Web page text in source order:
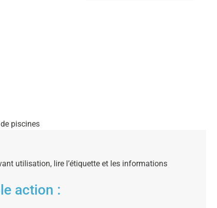
piscines
utilisation, lire l’étiquette et les informations
action :